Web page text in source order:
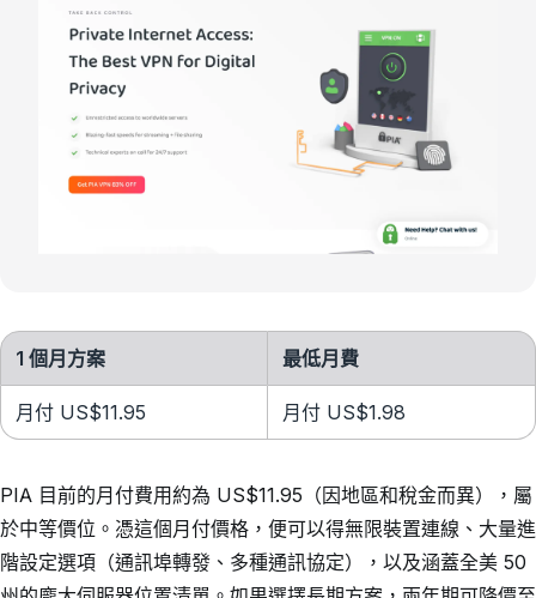
1 個月方案 最低月費
月付 US$11.95 月付 US$1.98
PIA 目前的月付費用約為 US$11.95（因地區和稅金而異），屬
於中等價位。憑這個月付價格，便可以得無限裝置連線、大量進
階設定選項（通訊埠轉發、多種通訊協定），以及涵蓋全美 50